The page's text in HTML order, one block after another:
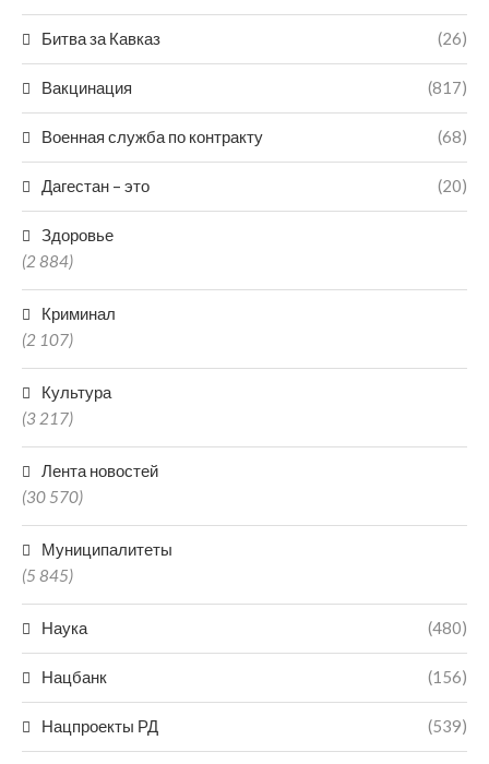
Битва за Кавказ (26)
Вакцинация (817)
Военная служба по контракту (68)
Дагестан – это (20)
Здоровье
(2 884)
Криминал
(2 107)
Культура
(3 217)
Лента новостей
(30 570)
Муниципалитеты
(5 845)
Наука (480)
Нацбанк (156)
Нацпроекты РД (539)